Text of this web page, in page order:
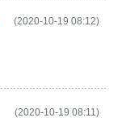
(2020-10-19 08:12)
(2020-10-19 08:11)